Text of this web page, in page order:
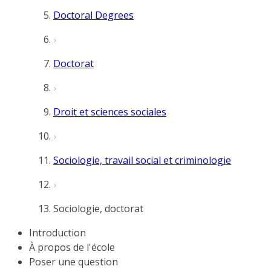
Doctoral Degrees
Doctorat
Droit et sciences sociales
Sociologie, travail social et criminologie
Sociologie, doctorat
Introduction
À propos de l'école
Poser une question